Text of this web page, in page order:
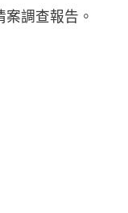
調查報告。